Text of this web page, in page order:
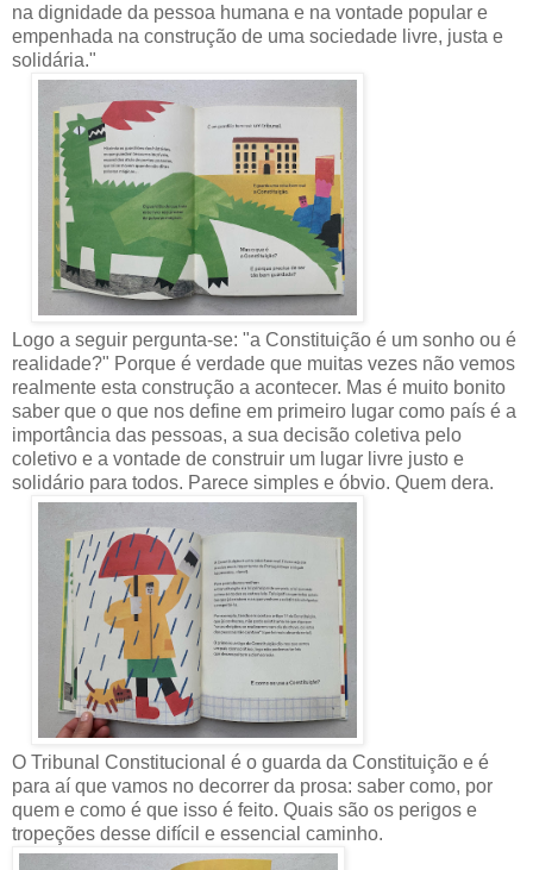
na dignidade da pessoa humana e na vontade popular e
empenhada na construção de uma sociedade livre, justa e
solidária."
Logo a seguir pergunta-se: "a Constituição é um sonho ou é
realidade?" Porque é verdade que muitas vezes não vemos
realmente esta construção a acontecer. Mas é muito bonito
saber que o que nos define em primeiro lugar como país é a
importância das pessoas, a sua decisão coletiva pelo
coletivo e a vontade de construir um lugar livre justo e
solidário para todos. Parece simples e óbvio. Quem dera.
O Tribunal Constitucional é o guarda da Constituição e é
para aí que vamos no decorrer da prosa: saber como, por
quem e como é que isso é feito. Quais são os perigos e
tropeções desse difícil e essencial caminho.